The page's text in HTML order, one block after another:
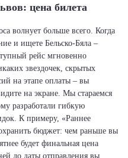
цена билета
волнует больше всего. Когда
и ищете Бельско-Бяла –
рейс мгновенно
звездочек, скрытых
на этапе оплаты – вы
на экране. Мы стараемся
разработали гибкую
К примеру, «Раннее
бюджет: чем раньше вы
будет финальная цена
до даты отправления вы